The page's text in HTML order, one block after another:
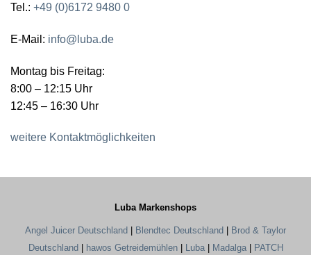
Tel.: +49 (0)6172 9480 0
E-Mail: info@luba.de
Montag bis Freitag:
8:00 – 12:15 Uhr
12:45 – 16:30 Uhr
weitere Kontaktmöglichkeiten
Luba Markenshops
Angel Juicer Deutschland Blendtec Deutschland
Brod & Taylor
Deutschland
hawos Getreidemühlen| Luba| Madalga|
PATCH